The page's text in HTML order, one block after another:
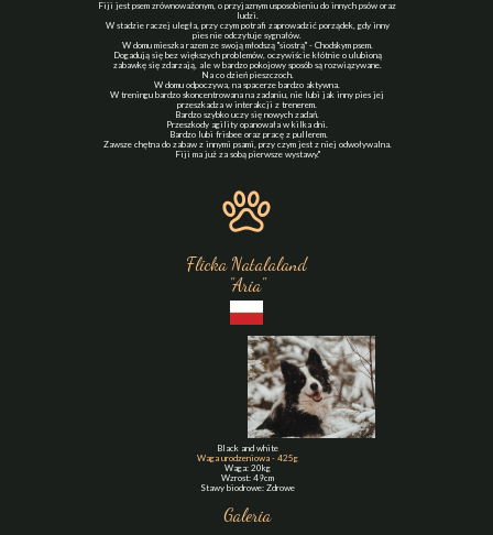
Black and white
Waga urodzeniowa - 425g
Waga: 20kg
Wzrost: 49cm
Stawy biodrowe: Zdrowe
Galeria
Flicka Natalaland
"Aria"
Fiji jest psem zrównoważonym, o przyjaznym usposobieniu do innych psów oraz
ludzi.
W stadzie raczej uległa, przy czym potrafi zaprowadzić porządek, gdy inny
pies nie odczytuje sygnałów.
W domu mieszka razem ze swoją młodszą "siostrą" - Chodskym psem.
Dogadują się bez większych problemów, oczywiście kłótnie o ulubioną
zabawkę się zdarzają, ale w bardzo pokojowy sposób są rozwiązywane.
Na co dzień pieszczoch.
W domu odpoczywa, na spacerze bardzo aktywna.
W treningu bardzo skoncentrowana na zadaniu, nie lubi jak inny pies jej
przeszkadza w interakcji z trenerem.
Bardzo szybko uczy się nowych zadań.
Przeszkody agility opanowała w kilka dni.
Bardzo lubi frisbee oraz pracę z pullerem.
Zawsze chętna do zabaw z innymi psami, przy czym jest z niej odwoływalna.
Fiji ma już za sobą pierwsze wystawy."